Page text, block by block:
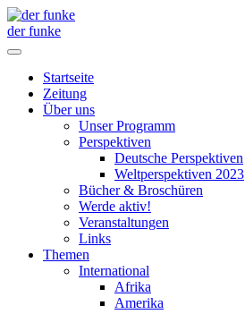
der funke
Startseite
Zeitung
Über uns
Unser Programm
Perspektiven
Deutsche Perspektiven
Weltperspektiven 2023
Bücher & Broschüren
Werde aktiv!
Veranstaltungen
Links
Themen
International
Afrika
Amerika